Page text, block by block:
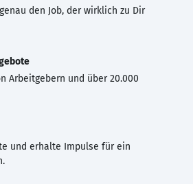
den Job, der wirklich zu Dir
Arbeitgebern und über 20.000
und erhalte Impulse für ein